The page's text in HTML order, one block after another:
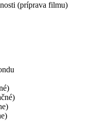
(príprava filmu)